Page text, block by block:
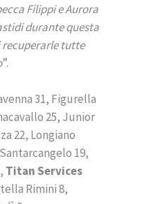
Filippi e Aurora
durante questa
tutte
”.
31, Figurella
25, Junior
22, Longiano
19,
Titan Services
Rimini 8,